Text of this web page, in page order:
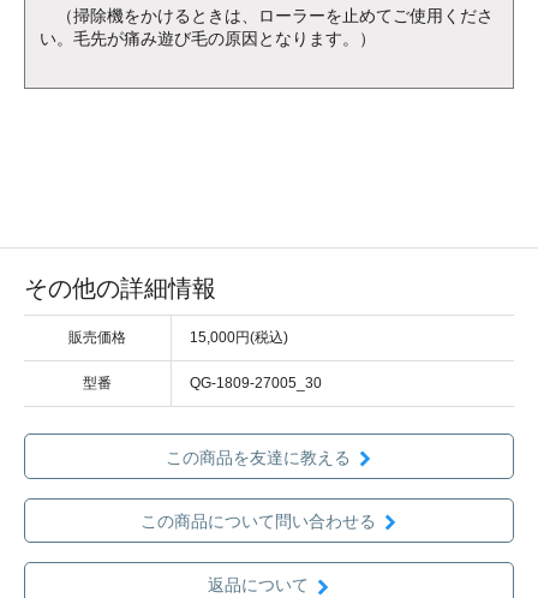
（掃除機をかけるときは、ローラーを止めてご使用くださ
い。毛先が痛み遊び毛の原因となります。）
その他の詳細情報
販売価格 15,000円(税込)
型番 QG-1809-27005_30
この商品を友達に教える
この商品について問い合わせる
返品について